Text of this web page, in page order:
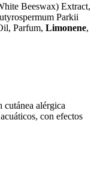
Beeswax) Extract,
Parkii
Parfum, Limonene,
cutánea alérgica
con efectos